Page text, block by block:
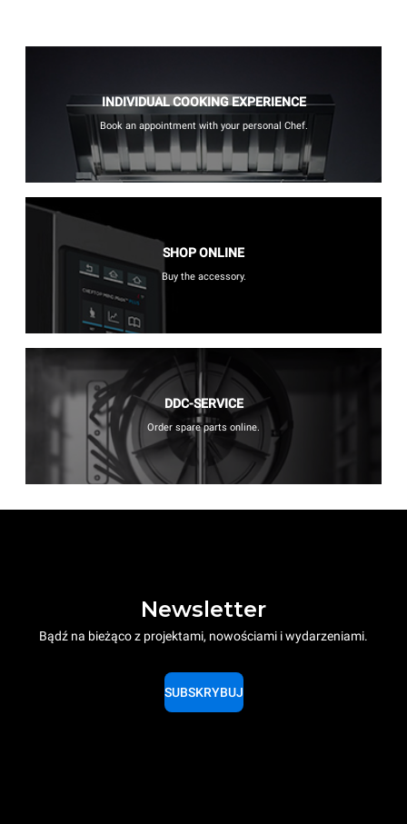
INDIVIDUAL COOKING EXPERIENCE
Book an appointment with your personal Chef.
SHOP ONLINE
Buy the accessory.
DDC-SERVICE
Order spare parts online.
Newsletter
Bądź na bieżąco z projektami, nowościami i wydarzeniami.
SUBSKRYBUJ